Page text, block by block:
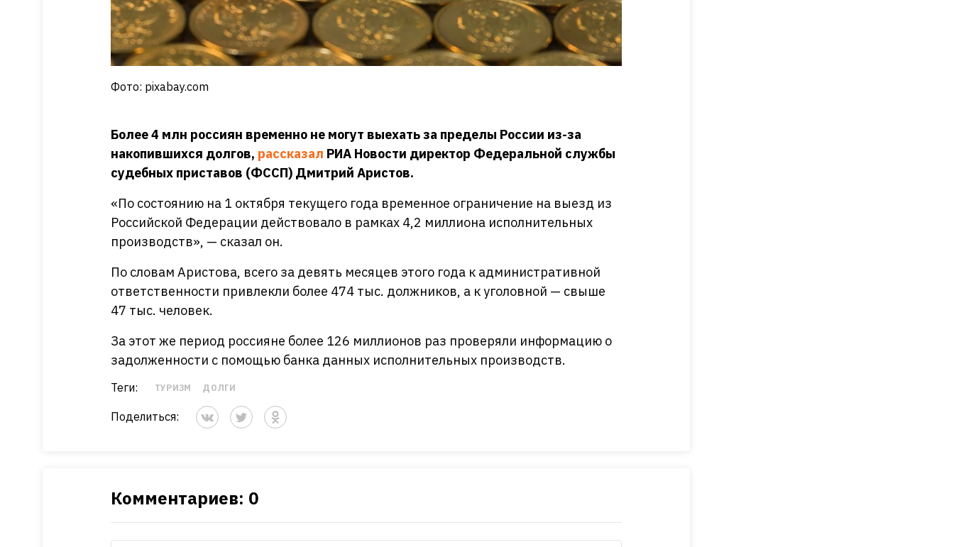
Фото: pixabay.com
Более 4 млн россиян временно не могут выехать за пределы России из-за
накопившихся долгов, рассказал РИА Новости директор Федеральной службы
судебных приставов (ФССП) Дмитрий Аристов.
«По состоянию на 1 октября текущего года временное ограничение на выезд из
Российской Федерации действовало в рамках 4,2 миллиона исполнительных
производств», — сказал он.
По словам Аристова, всего за девять месяцев этого года к административной
ответственности привлекли более 474 тыс. должников, а к уголовной — свыше
47 тыс. человек.
За этот же период россияне более 126 миллионов раз проверяли информацию о
задолженности с помощью банка данных исполнительных производств.
Теги: ТУРИЗМ ДОЛГИ
Поделиться:
Комментариев: 0